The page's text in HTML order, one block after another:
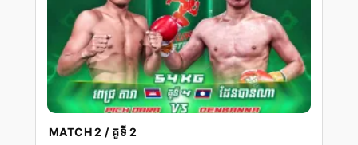
MATCH 2 / គូទី 2